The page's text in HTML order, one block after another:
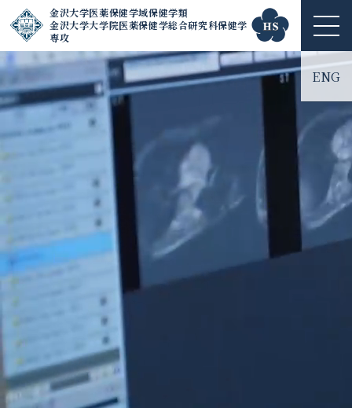
金沢大学医薬保健学域保健学類
金沢大学大学院医薬保健学総合研究科保健学
専攻
ME
NU
ENG